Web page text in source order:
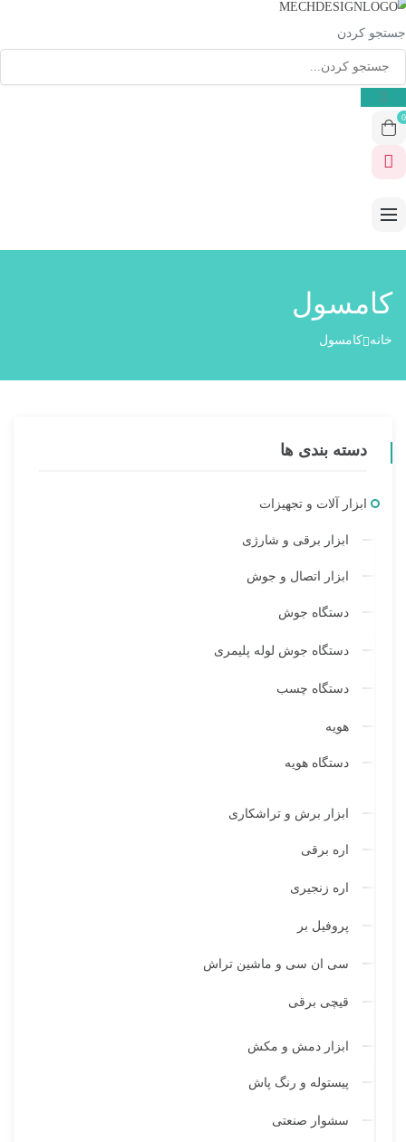
جستجو کردن
0
کامسول
خانه کامسول
دسته بندی ها
ابزار آلات و تجهیزات
ابزار برقی و شارژی
ابزار اتصال و جوش
دستگاه جوش
دستگاه جوش لوله پلیمری
دستگاه چسب
هویه
دستگاه هویه
ابزار برش و تراشکاری
اره برقی
اره زنجیری
پروفیل بر
سی ان سی و ماشین تراش
قیچی برقی
ابزار دمش و مکش
پیستوله و رنگ پاش
سشوار صنعتی